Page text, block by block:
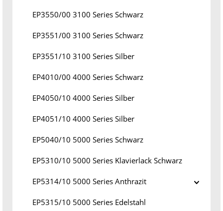
EP3550/00 3100 Series Schwarz
EP3551/00 3100 Series Schwarz
EP3551/10 3100 Series Silber
EP4010/00 4000 Series Schwarz
EP4050/10 4000 Series Silber
EP4051/10 4000 Series Silber
EP5040/10 5000 Series Schwarz
EP5310/10 5000 Series Klavierlack Schwarz
EP5314/10 5000 Series Anthrazit
EP5315/10 5000 Series Edelstahl